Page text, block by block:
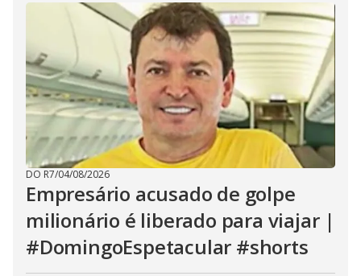
DO R7/04/08/2026
Empresário acusado de golpe
milionário é liberado para viajar |
#DomingoEspetacular #shorts